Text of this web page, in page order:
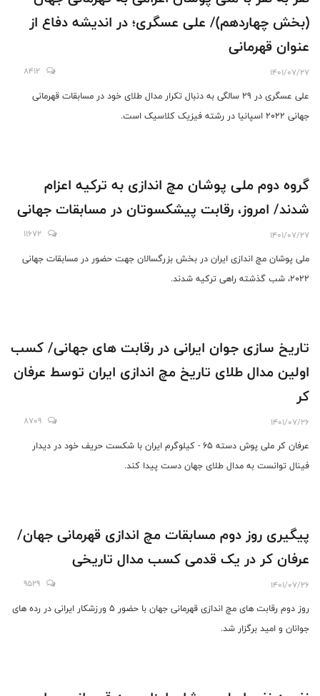
(بخش چهاردهم)/ علی عسگری؛ در اندیشه دفاع از
عنوان قهرمانی
1401/07/27
8412
علی عسگری در 29 سالگی به دنبال تکرار مدال طلای خود در مسابقات قهرمانی
جهانی ٢٠٢٢ اسپانیا در رشته فیزیک کلاسیک است.
گروه دوم ملی پوشان مچ اندازی به ترکیه اعزام
شدند/ امروز، رقابت پیشکسوتان در مسابقات جهانی
1401/07/27
11672
ملی پوشان مچ اندازی ایران در بخش بزرگسالان جهت حضور در مسابقات جهانی
2022، شب گذشته راهی ترکیه شدند.
تاریخ سازی جوان ایرانی در رقابت های جهانی/ کسب
اولین مدال طلاى تاریخ مچ اندازی ایران توسط عرفان
کر
1401/07/26
8709
عرفان کر ملی پوش دسته ۶۵ - کیلوگرم ایران با شکست حریف خود در دیدار
فینال توانست به مدال طلاى جهان دست پیدا کند.
پیگیری روز دوم مسابقات مچ اندازی قهرمانی جهان/
عرفان کر در یک قدمی کسب مدال تاریخی
1401/07/26
9529
روز دوم رقابت های مچ اندازی قهرمانی جهان با حضور 5 ورزشکار ایرانی در رده های
جوانان و امید برگزار شد.